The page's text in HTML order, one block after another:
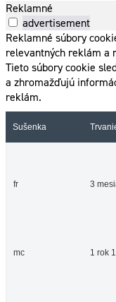
Reklamné
advertisement
Reklamné súbory
relevantných reklám a
Tieto súbory cookie
a zhromažďujú
reklám.
Sušenka
fr 3
mc 1 rok